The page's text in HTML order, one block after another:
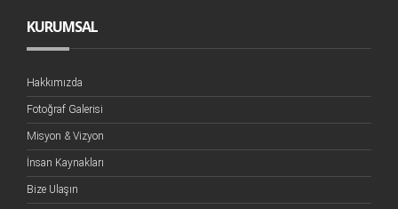
KURUMSAL
Hakkımızda
Fotoğraf Galerisi
Misyon & Vizyon
İnsan Kaynakları
Bize Ulaşın